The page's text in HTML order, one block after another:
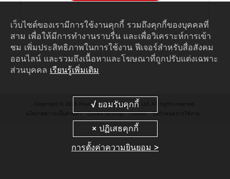
Copyright © 2026 Huawei Technologies Co., Ltd. All rights reserved.
นโยบายความเป็นส่วนตัว
Cookie Settings Cookies ข้อกำหนดการใช้งาน
เว็บไซต์ของเรามีการใช้งานคุกกี้ รวมถึงคุกกี้ของบุคคลที่
สาม เพื่อให้มีการทำงานราบรื่น และเพื่อวิเคราะห์การเข้า
ชม เพิ่มประสิทธิภาพในการใช้งาน ฟีเจอร์สำหรับสื่อสังคม
ออนไลน์ และรวมถึงเนื้อหาและโฆษณาที่ถูกปรับแต่งเฉพาะ
ส่วนบุคคล เรียนรู้เพิ่มเติม
การตั้งค่าความยินยอม >